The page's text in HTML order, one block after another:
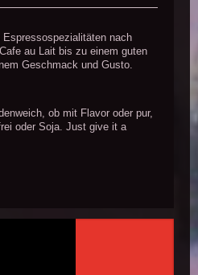
nach
au Lait bis zu einem guten
Geschmack und Gusto.
ob mit Flavor oder pur,
oder Soja. Just give it a